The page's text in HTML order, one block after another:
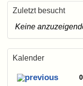
Zuletzt besucht
Keine
Kalender